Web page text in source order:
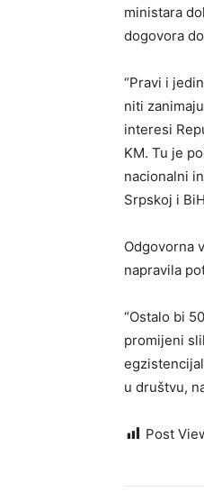
ministara
dogovora
“Pravi i
niti
interesi
KM. Tu je
nacionalni
Srpskoj i
Odgovorna
napravila
“Ostalo bi
promijeni
u društvu,
Post